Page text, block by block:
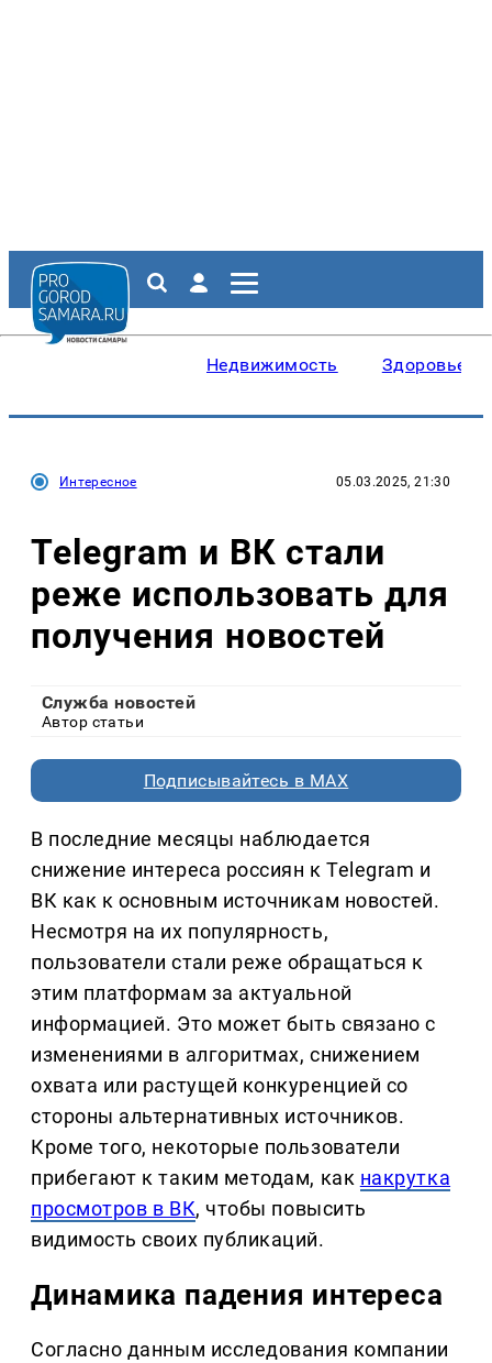
Недвижимость Здоровье
Интересное 05.03.2025, 21:30
Telegram и ВК стали
реже использовать для
получения новостей
Служба новостей
Автор статьи
Подписывайтесь в MAX
В последние месяцы наблюдается
снижение интереса россиян к Telegram и
ВК как к основным источникам новостей.
Несмотря на их популярность,
пользователи стали реже обращаться к
этим платформам за актуальной
информацией. Это может быть связано с
изменениями в алгоритмах, снижением
охвата или растущей конкуренцией со
стороны альтернативных источников.
Кроме того, некоторые пользователи
прибегают к таким методам, как накрутка
просмотров в ВК, чтобы повысить
видимость своих публикаций.
Динамика падения интереса
Согласно данным исследования компании